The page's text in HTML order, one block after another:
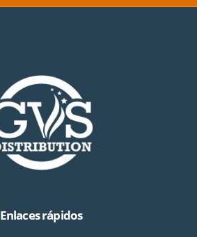
Enlaces rápidos